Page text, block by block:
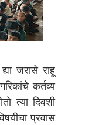
जरासे राहू
कर्तव्य
त्या दिवशी
प्रवास